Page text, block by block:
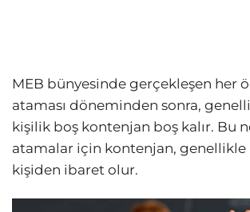
MEB bünyesinde gerçekleşen her
ataması döneminden sonra,
kişilik boş kontenjan boş kalır. Bu
atamalar için kontenjan,
kişiden ibaret olur.